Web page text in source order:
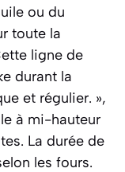
ou du
toute la
ligne de
durant la
et régulier. »,
à mi-hauteur
La durée de
les fours.